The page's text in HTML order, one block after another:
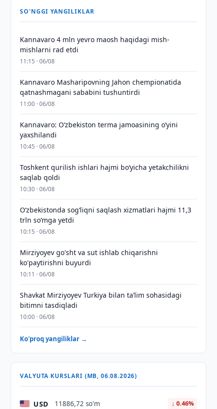
SO'NGGI YANGILIKLAR
Kannavaro 4 mln yevro maosh haqidagi mish-
mishlarni rad etdi
11:15 · 06/08
Kannavaro Masharipovning Jahon chempionatida
qatnashmagani sababini tushuntirdi
11:00 · 06/08
Kannavaro: O‘zbekiston terma jamoasining o‘yini
yaxshilandi
10:45 · 06/08
Toshkent qurilish ishlari hajmi bo‘yicha yetakchilikni
saqlab qoldi
10:30 · 06/08
O‘zbekistonda sog‘liqni saqlash xizmatlari hajmi 11,3
trln so‘mga yetdi
10:15 · 06/08
Mirziyoyev go'sht va sut ishlab chiqarishni
ko'paytirishni buyurdi
10:11 · 06/08
Shavkat Mirziyoyev Turkiya bilan taʼlim sohasidagi
bitimni tasdiqladi
10:00 · 06/08
Ko'proq yangiliklar →
VALYUTA KURSLARI (MB, 06.08.2026)
USD 11886,72 so'm ↓ 0.46%